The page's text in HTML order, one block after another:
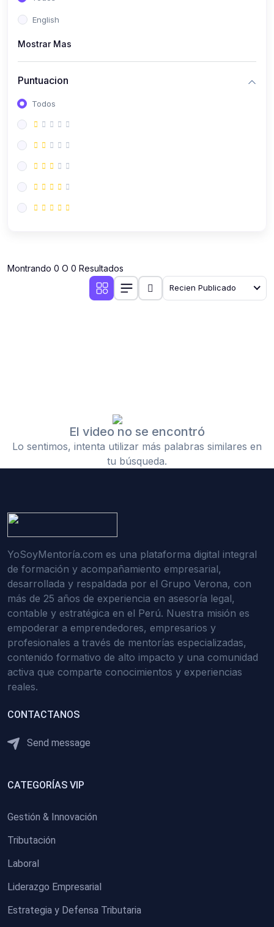
Derecho y Legislación
Emprendedores
English
Mostrar Mas
Puntuacion
Todos
Montrando 0 O 0 Resultados
Recien Publicado
El video no se encontró
Lo sentimos, intenta utilizar más palabras similares en
tu búsqueda.
YoSoyMentoría.com es una plataforma digital integral
de formación y acompañamiento empresarial,
desarrollada y respaldada por el Grupo Verona, con
más de 25 años de experiencia en asesoría legal,
contable y estratégica en el Perú. Nuestra misión es
empoderar a emprendedores, empresarios y
profesionales a través de mentorías especializadas,
contenido formativo de alto impacto y una comunidad
activa que comparte conocimientos y experiencias
reales.
CONTACTANOS
Send message
CATEGORÍAS VIP
Gestión & Innovación
Tributación
Laboral
Liderazgo Empresarial
Estrategia y Defensa Tributaria